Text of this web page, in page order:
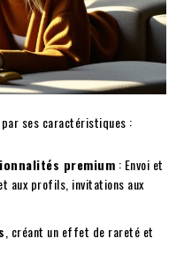
ses caractéristiques :
premium : Envoi et
aux profils, invitations aux
, créant un effet de rareté et